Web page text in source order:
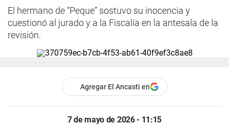
El hermano de “Peque” sostuvo su inocencia y
cuestionó al jurado y a la Fiscalía en la antesala de la
revisión.
Agregar El Ancasti en
7 de mayo de 2026 - 11:15